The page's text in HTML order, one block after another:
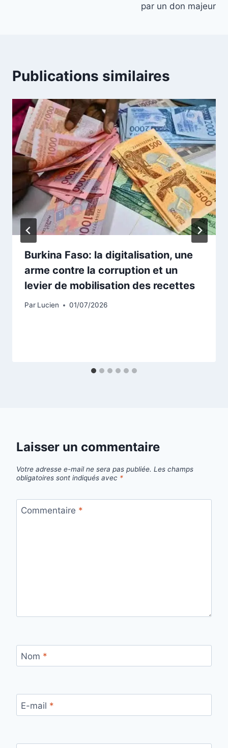
par un don majeur
Publications similaires
Burkina Faso: la digitalisation, une
arme contre la corruption et un
levier de mobilisation des recettes
Par Lucien 01/07/2026
Laisser un commentaire
Votre adresse e-mail ne sera pas publiée. Les champs
obligatoires sont indiqués avec *
Commentaire *
Nom *
E-mail *